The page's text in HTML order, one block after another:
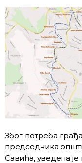
Због потреба
председника
Савића, уведена је